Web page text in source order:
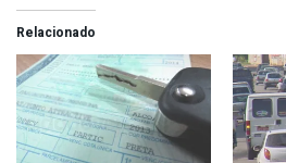
Relacionado